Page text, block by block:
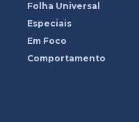
Folha Universal
Especiais
Em Foco
Comportamento